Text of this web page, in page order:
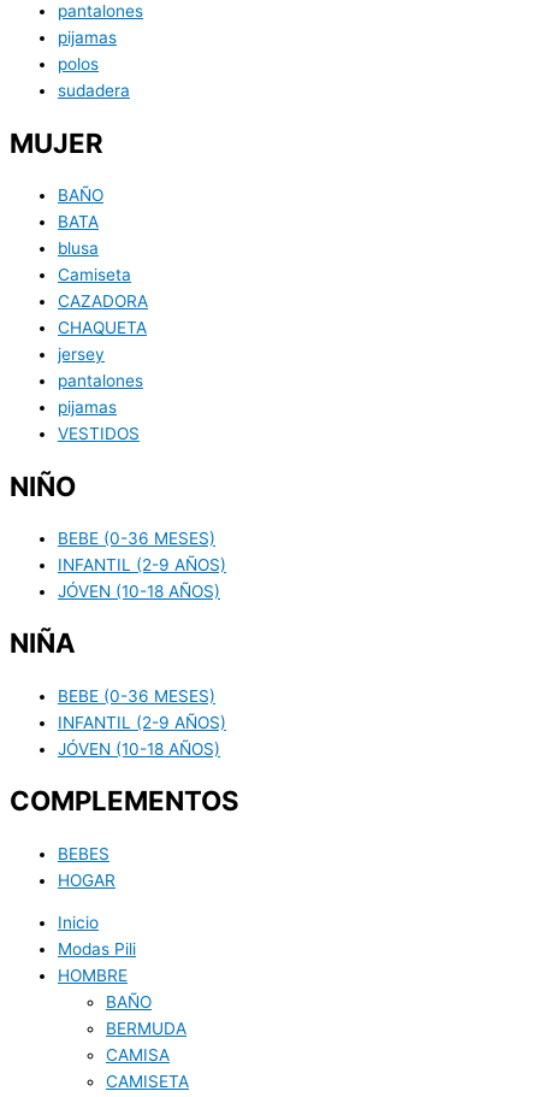
pantalones
pijamas
polos
sudadera
MUJER
BAÑO
BATA
blusa
Camiseta
CAZADORA
CHAQUETA
jersey
pantalones
pijamas
VESTIDOS
NIÑO
BEBE (0-36 MESES)
INFANTIL (2-9 AÑOS)
JÓVEN (10-18 AÑOS)
NIÑA
BEBE (0-36 MESES)
INFANTIL (2-9 AÑOS)
JÓVEN (10-18 AÑOS)
COMPLEMENTOS
BEBES
HOGAR
Inicio
Modas Pili
HOMBRE
BAÑO
BERMUDA
CAMISA
CAMISETA